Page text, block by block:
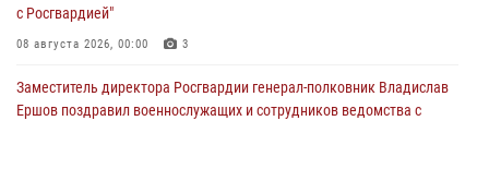
с Росгвардией"
08 августа 2026, 00:00 3
Заместитель директора Росгвардии генерал-полковник Владислав
Ершов поздравил военнослужащих и сотрудников ведомства с